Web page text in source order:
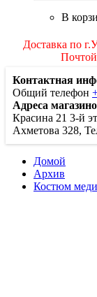
В
Доставка по
Контактная
Общий телефон
Адреса
Красина 21 3-й
Ахметова 328,
Домой
Архив
Костюм